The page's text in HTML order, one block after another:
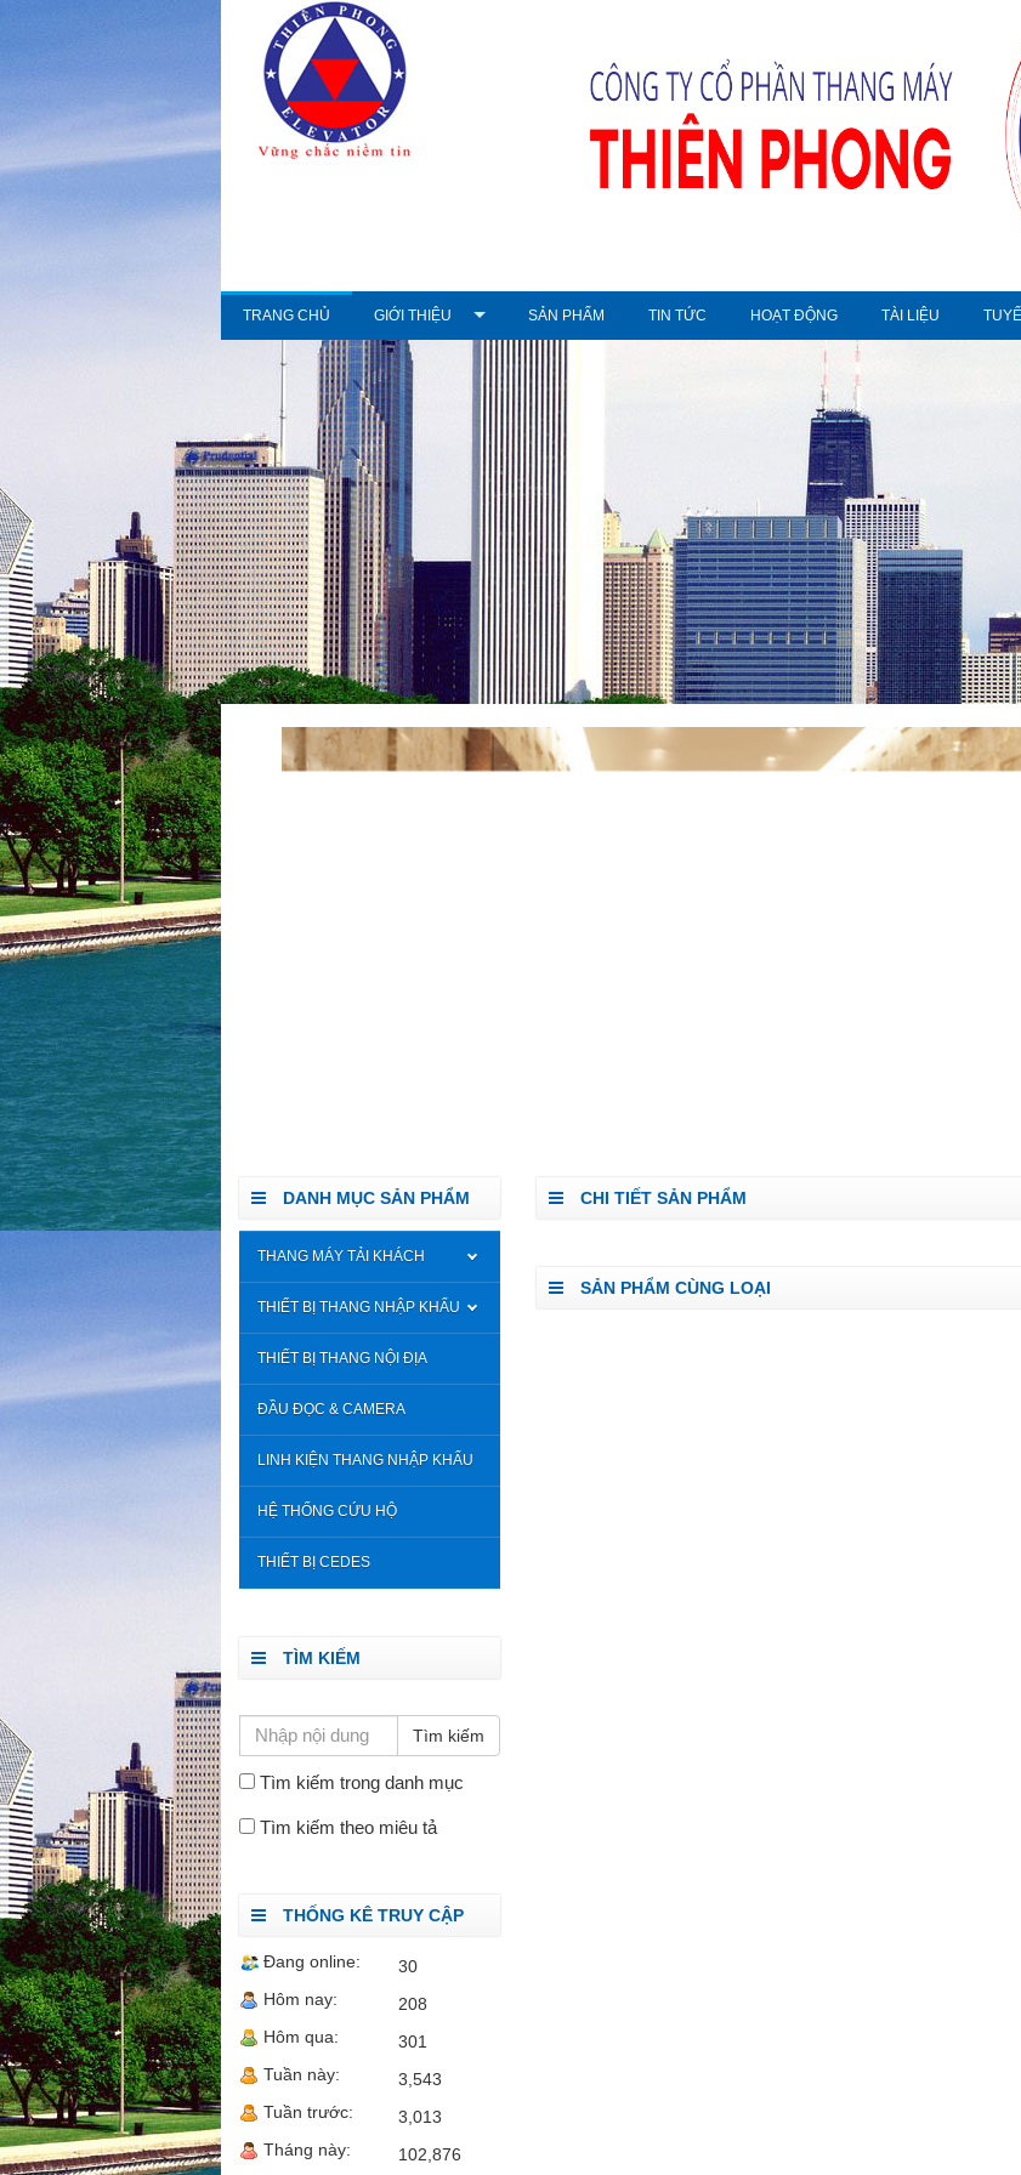
TRANG CHỦ GIỚI THIỆU SẢN PHẨM TIN TỨC HOẠT ĐỘNG TÀI LIỆU
DANH MỤC SẢN PHẨM
THANG MÁY TẢI KHÁCH
THIẾT BỊ THANG NHẬP KHẨU
THIẾT BỊ THANG NỘI ĐỊA
ĐẦU ĐỌC & CAMERA
LINH KIỆN THANG NHẬP KHẨU
HỆ THỐNG CỨU HỘ
THIẾT BỊ CEDES
TÌM KIẾM
Tìm kiếm trong danh mục
Tìm kiếm theo miêu tả
THỐNG KÊ TRUY CẬP
Đang online:
30
Hôm nay:
208
Hôm qua:
301
Tuần này:
3,543
Tuần trước:
3,013
Tháng này:
102,876
CHI TIẾT SẢN PHẨM
SẢN PHẨM CÙNG LOẠI